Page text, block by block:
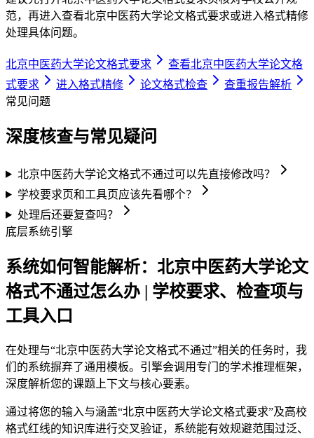
范，再进入查看北京中医药大学论文格式要求或进入格式精修
处理具体问题。
北京中医药大学论文格式要求
查看北京中医药大学论文格
式要求
进入格式精修 论文格式检查
查重报告解析
常见问题
深度核查与常见疑问
北京中医药大学论文格式不通过可以先直接修改吗？
学校要求页和工具页应该先看哪个？
处理后还要复查吗？
底层系统引擎
系统如何智能解析：北京中医药大学论文
格式不通过怎么办 | 学校要求、检查项与
工具入口
在处理与“北京中医药大学论文格式不通过”相关的任务时，我
们的系统摒弃了通用模板。引擎会调用专门的学术推理框架，
深度解析您的课题上下文与核心要素。
通过将您的输入与涵盖“北京中医药大学论文格式要求”及高校
格式红线的知识库进行交叉验证，系统能有效规避范围过泛、